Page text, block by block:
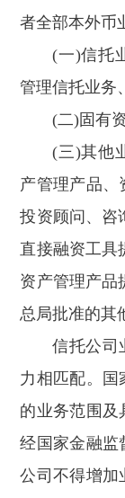
者全部本外币
(一)信托
管理信托业务
(二)固有
(三)其他
产管理产品、
投资顾问、咨
直接融资工具
资产管理产品
总局批准的其
信托公司
力相匹配。国
的业务范围及
经国家金融监
公司不得增加